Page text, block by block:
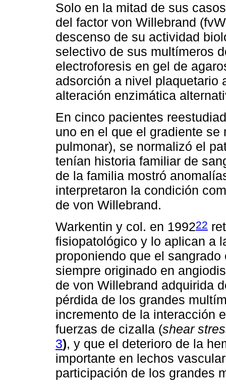
Solo en la mitad de sus
del factor von Willebrand
descenso de su actividad
selectivo de sus multímeros
electroforesis en gel de
adsorción a nivel plaquetario
alteración enzimática
En cinco pacientes
uno en el que el gradiente
pulmonar), se normalizó el
tenían historia familiar de
de la familia mostró
interpretaron la condición
de von Willebrand.
Warkentin y col. en 199222
fisiopatológico y lo aplican a
proponiendo que el
siempre originado en
de von Willebrand adquirida
pérdida de los grandes
incremento de la interacción
fuerzas de cizalla (shear
3), y que el deterioro de la
importante en lechos
participación de los grandes